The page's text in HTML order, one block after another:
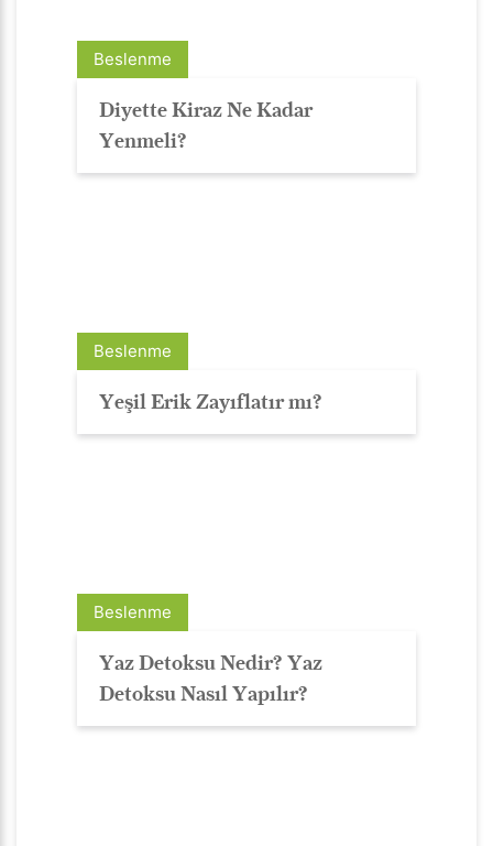
Beslenme
Diyette Kiraz Ne Kadar
Yenmeli?
Beslenme
Yeşil Erik Zayıflatır mı?
Beslenme
Yaz Detoksu Nedir? Yaz
Detoksu Nasıl Yapılır?